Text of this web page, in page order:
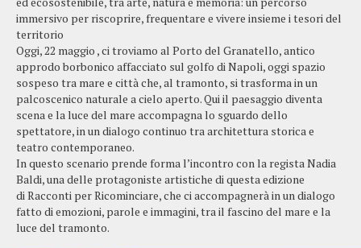
immersivo per riscoprire, frequentare e vivere insieme i tesori del
territorio
Oggi, 22 maggio , ci troviamo al Porto del Granatello, antico
approdo borbonico affacciato sul golfo di Napoli, oggi spazio
sospeso tra mare e città che, al tramonto, si trasforma in un
palcoscenico naturale a cielo aperto. Qui il paesaggio diventa
scena e la luce del mare accompagna lo sguardo dello
spettatore, in un dialogo continuo tra architettura storica e
teatro contemporaneo.
In questo scenario prende forma l’incontro con la regista Nadia
Baldi, una delle protagoniste artistiche di questa edizione
di Racconti per Ricominciare, che ci accompagnerà in un dialogo
fatto di emozioni, parole e immagini, tra il fascino del mare e la
luce del tramonto.